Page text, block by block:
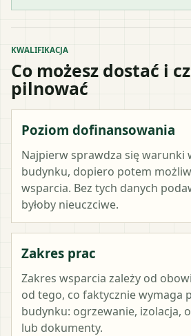
KWALIFIKACJA
Co możesz dostać i
pilnować
Poziom dofinansowania
Najpierw sprawdza się warunki
budynku, dopiero potem
wsparcia. Bez tych danych
byłoby nieuczciwe.
Zakres prac
Zakres wsparcia zależy od
od tego, co faktycznie wymaga
budynku: ogrzewanie, izolacja,
lub dokumenty.